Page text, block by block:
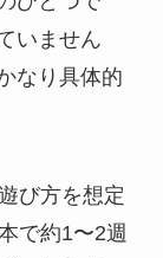
いません
なり具体的
び方を想定
で約1〜2週